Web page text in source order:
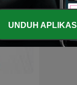
UNDUH APLIKASI